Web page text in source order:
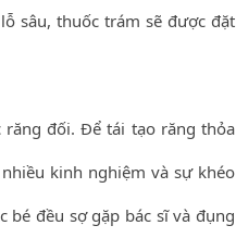
sâu, thuốc trám sẽ được đặt
đối. Để tái tạo răng thỏa
kinh nghiệm và sự khéo
bé đều sợ gặp bác sĩ và đụng